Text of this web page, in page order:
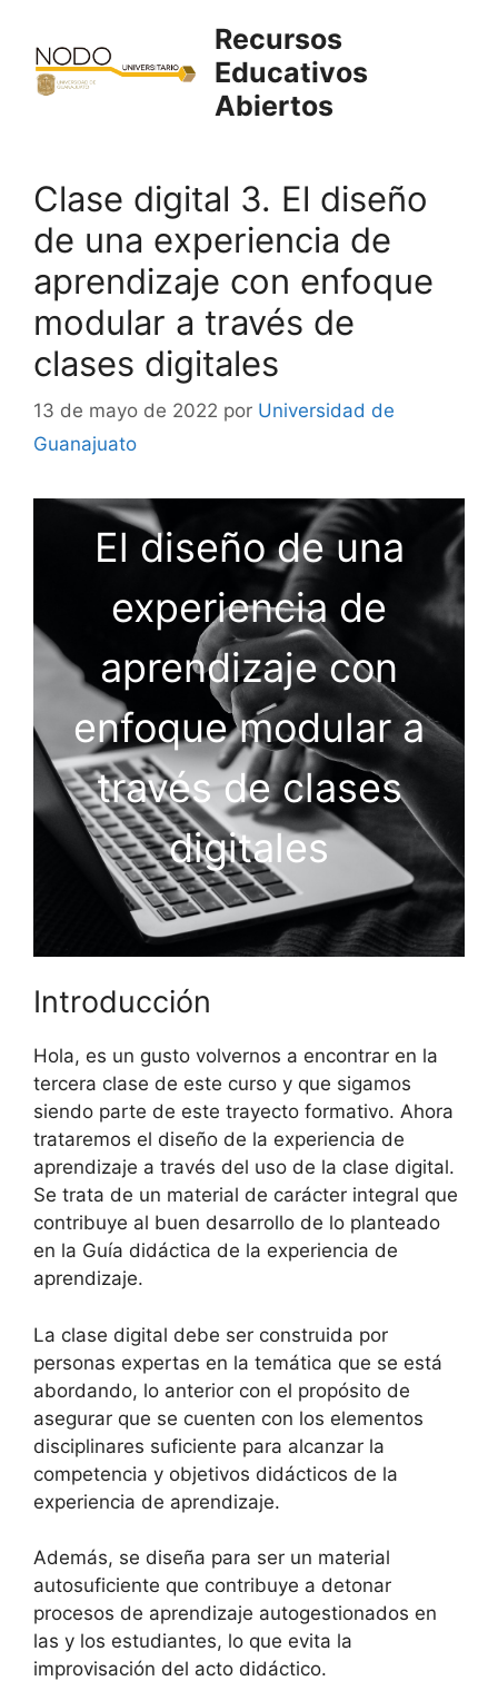
contenido
Recursos
Educativos
Abiertos
Clase digital 3. El diseño
de una experiencia de
aprendizaje con enfoque
modular a través de
clases digitales
13 de mayo de 2022 por Universidad de
Guanajuato
El diseño de una
experiencia de
aprendizaje con
enfoque modular a
través de clases
digitales
Introducción
Hola, es un gusto volvernos a encontrar en la
tercera clase de este curso y que sigamos
siendo parte de este trayecto formativo. Ahora
trataremos el diseño de la experiencia de
aprendizaje a través del uso de la clase digital.
Se trata de un material de carácter integral que
contribuye al buen desarrollo de lo planteado
en la Guía didáctica de la experiencia de
aprendizaje.
La clase digital debe ser construida por
personas expertas en la temática que se está
abordando, lo anterior con el propósito de
asegurar que se cuenten con los elementos
disciplinares suficiente para alcanzar la
competencia y objetivos didácticos de la
experiencia de aprendizaje.
Además, se diseña para ser un material
autosuficiente que contribuye a detonar
procesos de aprendizaje autogestionados en
las y los estudiantes, lo que evita la
improvisación del acto didáctico.